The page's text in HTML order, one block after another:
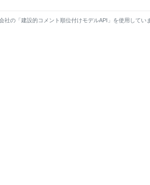
の「建設的コメント順位付けモデルAPI」を使用してい